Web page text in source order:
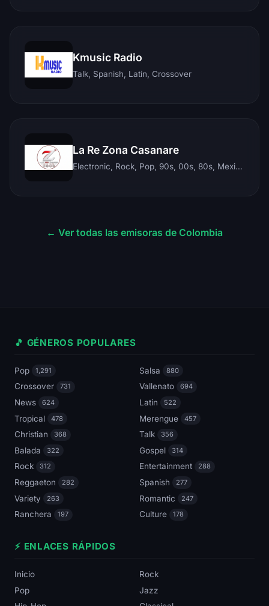
Kmusic Radio
Talk, Spanish, Latin, Crossover
La Re Zona Casanare
Electronic, Rock, Pop, 90s, 00s, 80s, Mexican, Ranchera, Reggaeton, Instrumental, Salsa, Merengue, Tropical, Romantic, Vallenato, Llanera
← Ver todas las emisoras de Colombia
🎵 GÉNEROS POPULARES
Pop 1,291 Salsa 880
Crossover 731 Vallenato 694
News 624 Latin 522
Tropical 478 Merengue 457
Christian 368 Talk 356
Balada 322 Gospel 314
Rock 312 Entertainment 288
Reggaeton 282 Spanish 277
Variety 263 Romantic 247
Ranchera 197 Culture 178
⚡ ENLACES RÁPIDOS
Inicio
Rock
Pop
Jazz